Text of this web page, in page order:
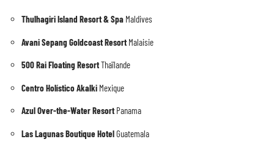
Thulhagiri Island Resort & Spa Maldives
Avani Sepang Goldcoast Resort Malaisie
500 Rai Floating ResortThaïlande
Centro Holístico Akalki Mexique
Azul Over-the-Water Resort Panama
Las Lagunas Boutique HotelGuatemala